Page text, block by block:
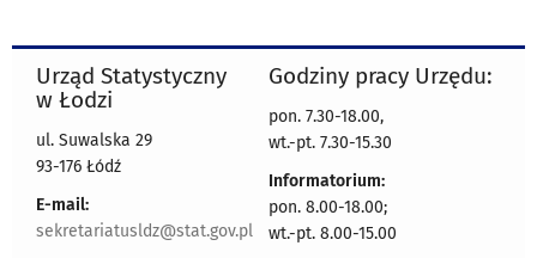
Urząd Statystyczny
w Łodzi
ul. Suwalska 29
93-176 Łódź
E-mail:
sekretariatusldz@stat.gov.pl
Godziny pracy Urzędu:
pon. 7.30-18.00,
wt.-pt. 7.30-15.30
Informatorium:
pon. 8.00-18.00;
wt.-pt. 8.00-15.00